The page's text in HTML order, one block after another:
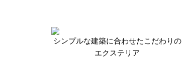
シンプルな建築に合わせたこだわりの
エクステリア